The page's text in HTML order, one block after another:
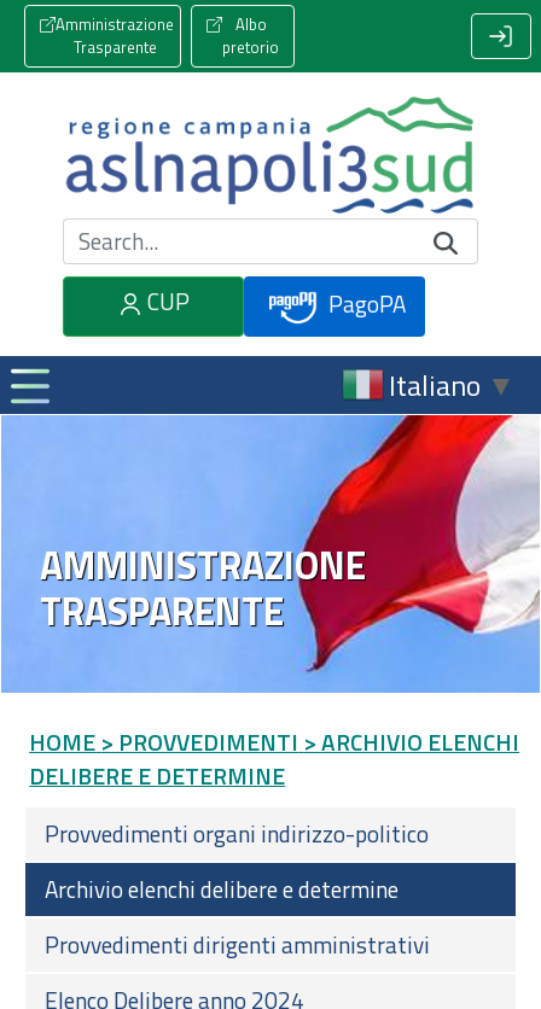
Amministrazione
Trasparente
Albo
pretorio
Cerca nel sito
CUP
PagoPA
Italiano ▼
AMMINISTRAZIONE
TRASPARENTE
HOME > PROVVEDIMENTI > ARCHIVIO ELENCHI
DELIBERE E DETERMINE
Provvedimenti organi indirizzo-politico
Archivio elenchi delibere e determine
Provvedimenti dirigenti amministrativi
Elenco Delibere anno 2024